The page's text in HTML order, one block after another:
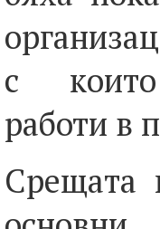
с
работи в
Срещата